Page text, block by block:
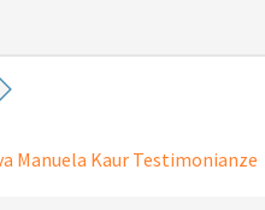
Manuela Kaur Testimonianze